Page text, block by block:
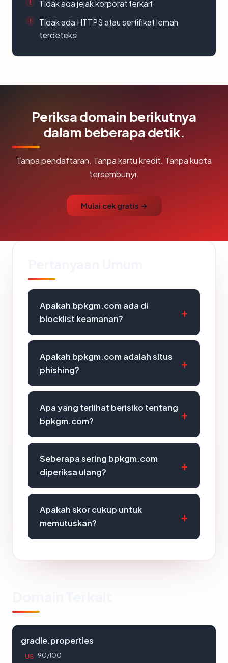
Tidak ada jejak korporat terkait
Tidak ada HTTPS atau sertifikat lemah
terdeteksi
Periksa domain berikutnya
dalam beberapa detik.
Tanpa pendaftaran. Tanpa kartu kredit. Tanpa kuota
tersembunyi.
Mulai cek gratis →
Apakah bpkgm.com ada di
blocklist keamanan?
Apakah bpkgm.com adalah situs
phishing?
Apa yang terlihat berisiko tentang
bpkgm.com?
Seberapa sering bpkgm.com
diperiksa ulang?
Apakah skor cukup untuk
memutuskan?
gradle.properties
US 90/100